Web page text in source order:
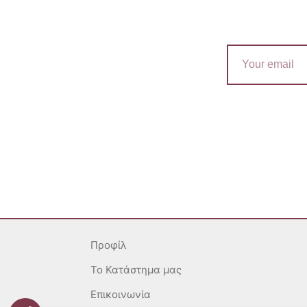
Προφίλ
To Κατάστημα μας
Επικοινωνία